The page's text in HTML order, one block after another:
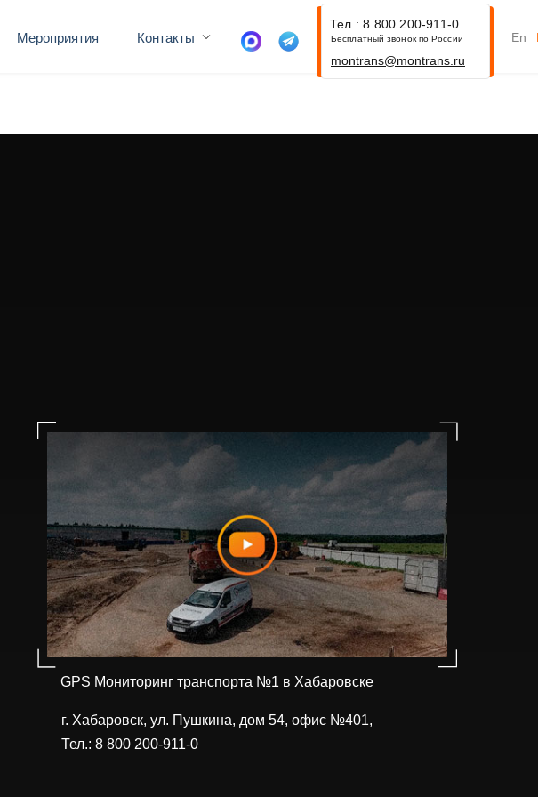
montrans@montrans.ru
Мероприятия Контакты En
Тел.: 8 800 200-911-0
Бесплатный звонок по России
GPS Мониторинг транспорта №1 в Хабаровске
г. Хабаровск, ул. Пушкина, дом 54, офис №401,
Тел.: 8 800 200-911-0